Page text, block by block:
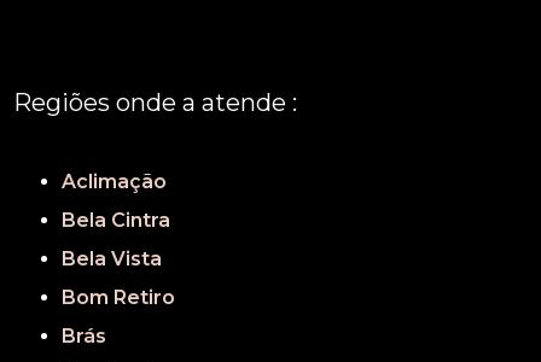
Regiões onde a atende :
Aclimação
Bela Cintra
Bela Vista
Bom Retiro
Brás